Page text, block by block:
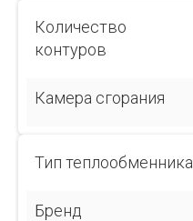
Количество
контуров
Камера сгорания
Тип теплообменника
Бренд